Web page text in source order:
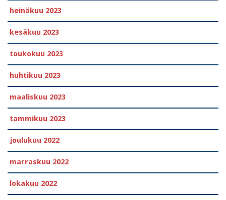
heinäkuu 2023
kesäkuu 2023
toukokuu 2023
huhtikuu 2023
maaliskuu 2023
tammikuu 2023
joulukuu 2022
marraskuu 2022
lokakuu 2022